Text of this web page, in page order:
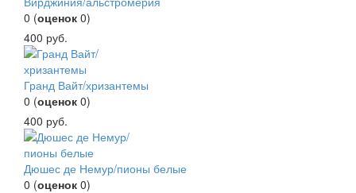
0 (оценок 0)
400 руб.
Гранд Вайт/хризантемы
0 (оценок 0)
400 руб.
Дюшес де Немур/пионы белые
0 (оценок 0)